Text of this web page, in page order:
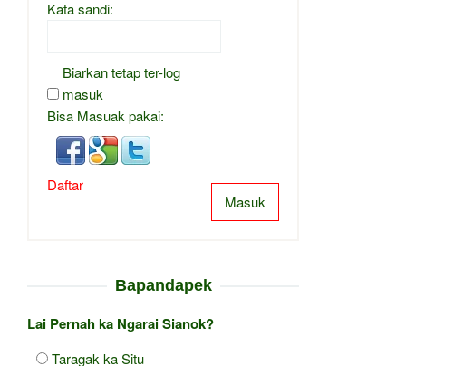
Kata sandi:
Biarkan tetap ter-log
masuk
Bisa Masuak pakai:
Masuk
Daftar
Bapandapek
Lai Pernah ka Ngarai Sianok?
Taragak ka Situ